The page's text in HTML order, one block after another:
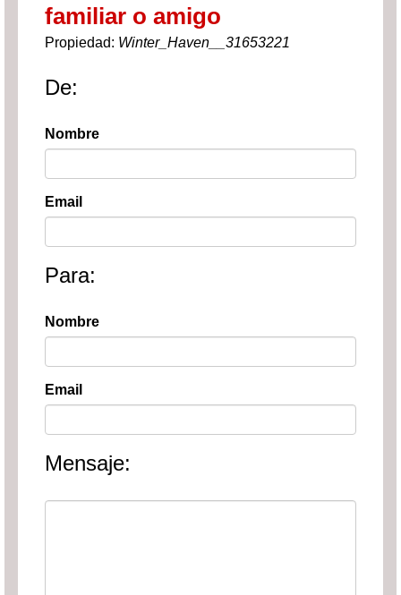
familiar o amigo
Propiedad: Winter_Haven__31653221
De:
Nombre
Email
Para:
Nombre
Email
Mensaje: